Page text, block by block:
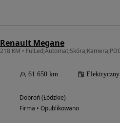
Renault Megane
61 650 km Elektryczny
Dobroń (Łódzkie)
Firma • Opublikowano